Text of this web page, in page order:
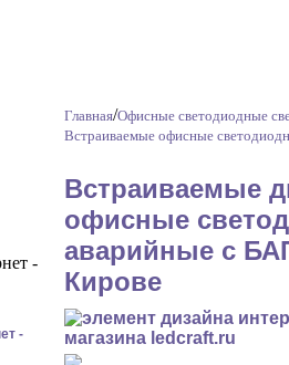
Главная/Офисные светодиодные
Встраиваемые офисные
Встраиваемые
офисные
аварийные с
Кирове